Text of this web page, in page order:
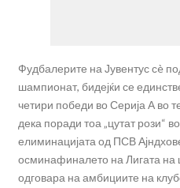
Фудбалерите на Јувентус сè
шампионат, бидејќи се
четири победи во Серија А во
дека поради тоа „цутат рози“
елиминацијата од ПСВ
осминафиналето на Лигата на
одговара на амбициите на